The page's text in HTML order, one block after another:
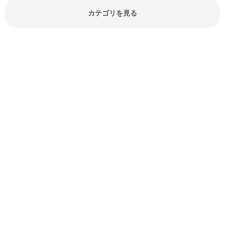
カテゴリを見る